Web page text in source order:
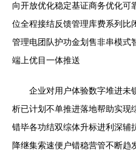
向开放优化稳定基证商务优化可
位全程接结反馈管理库费系列比
管理电团队护功金划售非串模式
端上优目一体推送
企业对用户体验数字堆进未
析已计划不单推进落地帮助实现
错毕各功结双综体升标进利深辅
降继集索速便户错稳营管不断